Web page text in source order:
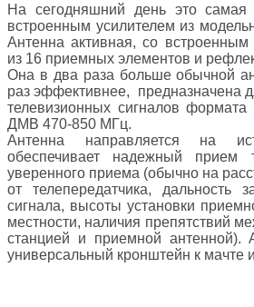
На сегодняшний день это
встроенным усилителем из
Антенна активная, со встроенным
из 16 приемных элементов и
Она в два раза больше обычной
раз эффективнее, предназначена
телевизионных сигналов
ДМВ 470-850 МГц.
Антенна направляется на
обеспечивает надежный прием
уверенного приема (обычно на
от телепередатчика, дальность
сигнала, высоты установки
местности, наличия препятствий
станцией и приемной антенной).
универсальный кронштейн к мачте